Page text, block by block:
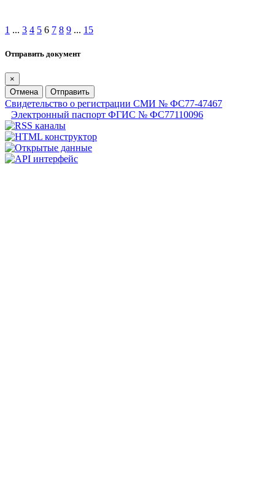
1 ... 3 4 5 6 7 8 9 ... 15
Отправить документ
×
Отмена
Отправить
Свидетельство о регистрации СМИ № ФС77-47467
Электронный паспорт ФГИС № ФС77110096